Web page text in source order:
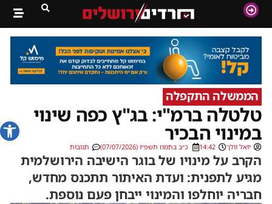
פתח
הממשלה התקפלה
טלטלה ברמ"י: בג"ץ כפה שינוי
במינוי הבכיר
יואל וולך 14:42 כ״ב בתמוז תשפ״ו (07/07/2026) תגובות
הקרב על מינויו של בוגר הישיבה הירושלמית
מגיע לתפנית: ועדת האיתור תתכנס מחדש,
חבריה יוחלפו והמינוי ייבחן פעם נוספת.